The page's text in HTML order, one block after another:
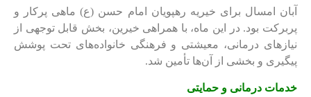
آبان امسال برای خیریه رهپویان امام حسن (ع) ماهی پرکار و
پربرکت بود. در این ماه، با همراهی خیرین، بخش قابل توجهی از
نیازهای درمانی، معیشتی و فرهنگی خانواده‌های تحت پوشش
پیگیری و بخشی از آن‌ها تأمین شد.
خدمات درمانی و حمایتی